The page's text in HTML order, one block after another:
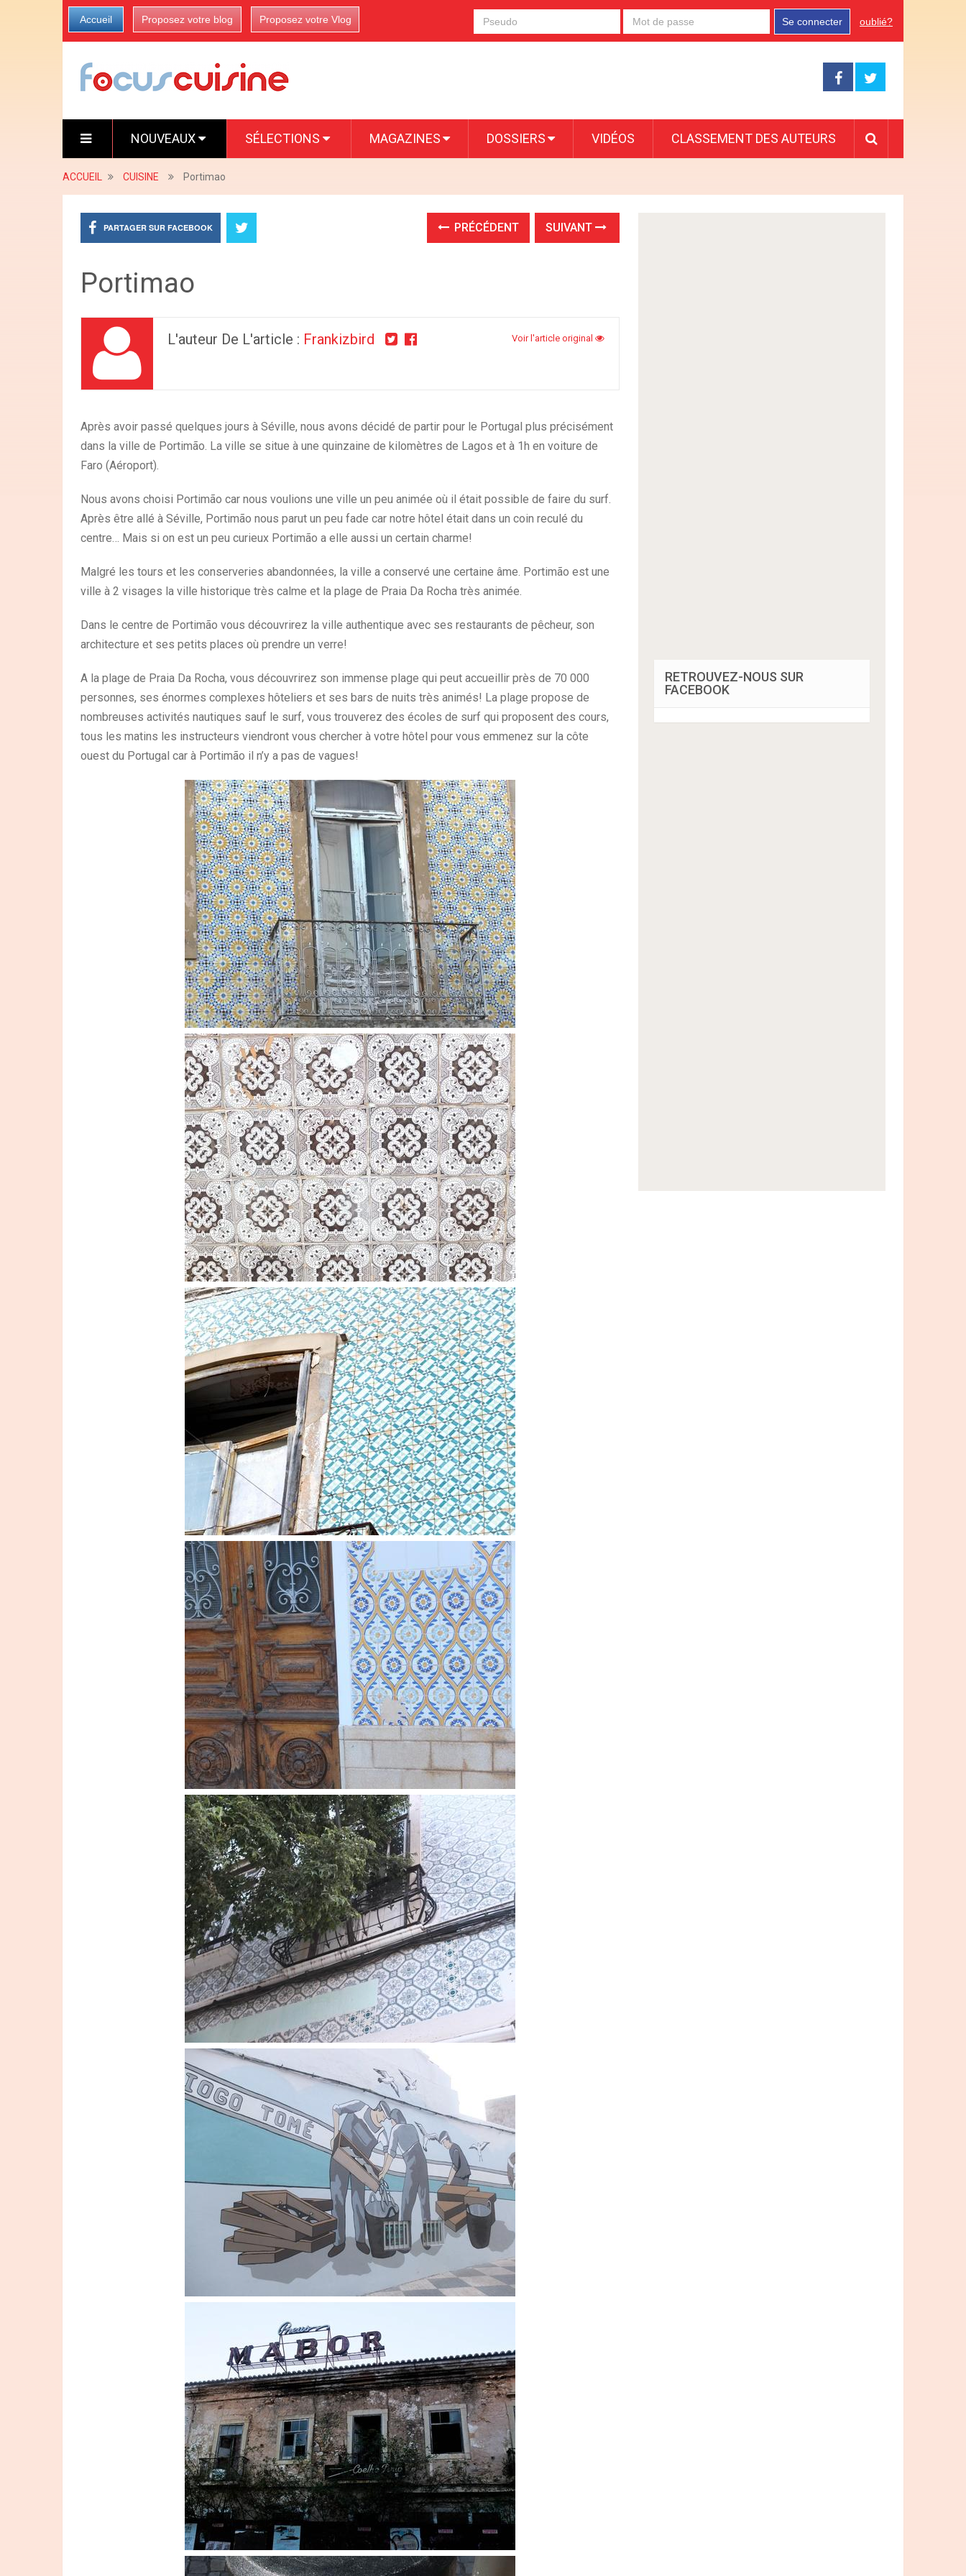
Accueil Proposez votre blog Proposez votre Vlog Se connecter oublié?
NOUVEAUX SÉLECTIONS MAGAZINES DOSSIERS VIDÉOS CLASSEMENT DES AUTEURS
ACCUEIL CUISINE Portimao
PARTAGER SUR FACEBOOK PRÉCÉDENT SUIVANT
Portimao
L'auteur De L'article : Frankizbird Voir l'article original
Après avoir passé quelques jours à Séville, nous avons décidé de partir pour le Portugal plus précisément
dans la ville de Portimão. La ville se situe à une quinzaine de kilomètres de Lagos et à 1h en voiture de
Faro (Aéroport).
Nous avons choisi Portimão car nous voulions une ville un peu animée où il était possible de faire du surf.
Après être allé à Séville, Portimão nous parut un peu fade car notre hôtel était dans un coin reculé du
centre… Mais si on est un peu curieux Portimão a elle aussi un certain charme!
Malgré les tours et les conserveries abandonnées, la ville a conservé une certaine âme. Portimão est une
ville à 2 visages la ville historique très calme et la plage de Praia Da Rocha très animée.
Dans le centre de Portimão vous découvrirez la ville authentique avec ses restaurants de pêcheur, son
architecture et ses petits places où prendre un verre!
A la plage de Praia Da Rocha, vous découvrirez son immense plage qui peut accueillir près de 70 000
personnes, ses énormes complexes hôteliers et ses bars de nuits très animés! La plage propose de
nombreuses activités nautiques sauf le surf, vous trouverez des écoles de surf qui proposent des cours,
tous les matins les instructeurs viendront vous chercher à votre hôtel pour vous emmenez sur la côte
ouest du Portugal car à Portimão il n’y a pas de vagues!
RETROUVEZ-NOUS SUR
FACEBOOK